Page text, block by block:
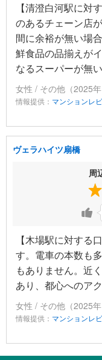
【清澄白河駅に対
のあるチェーン店
間に余裕が無い場
鮮食品の品揃えが
なるスーパーが無
女性 / その他（2025年
情報提供： マンションレ
ヴェラハイツ扇橋
周
【木場駅に対する
す。電車の本数も
もありません。近
あり、都心へのア
女性 / その他（2025年
情報提供： マンションレ